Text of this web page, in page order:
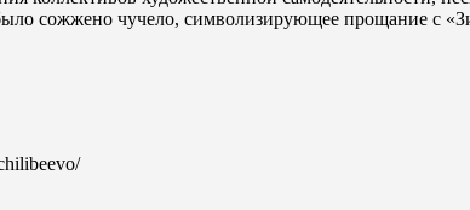
сожжено чучело, символизирующее прощание с